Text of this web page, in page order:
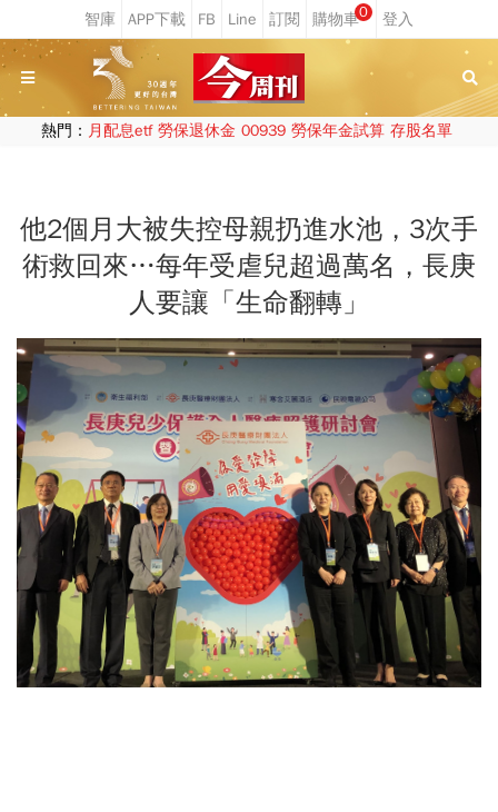
0
熱門： 月配息etf 勞保退休金 00939 勞保年金試算 存股名單
他2個月大被失控母親扔進水池，3次手
術救回來…每年受虐兒超過萬名，長庚
人要讓「生命翻轉」